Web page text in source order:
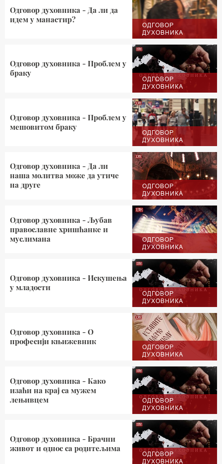
ОДГОВОР
ДУХОВНИКА
Одговор духовника - Да ли да
идем у манастир?
ОДГОВОР
ДУХОВНИКА
Одговор духовника - Проблем у
браку
ОДГОВОР
ДУХОВНИКА
Одговор духовника - Проблем у
мешовитом браку
ОДГОВОР
ДУХОВНИКА
Одговор духовника - Да ли
наша молитва може да утиче
на друге
ОДГОВОР
ДУХОВНИКА
Одговор духовника - Љубав
православне хришћанке и
муслимана
ОДГОВОР
ДУХОВНИКА
Одговор духовника - Искушења
у младости
ОДГОВОР
ДУХОВНИКА
Одговор духовника - О
професији књижевник
ОДГОВОР
ДУХОВНИКА
Одговор духовника - Како
изаћи на крај са мужем
лењивцем
ОДГОВОР
ДУХОВНИКА
Одговор духовника - Брачни
живот и однос са родитељима